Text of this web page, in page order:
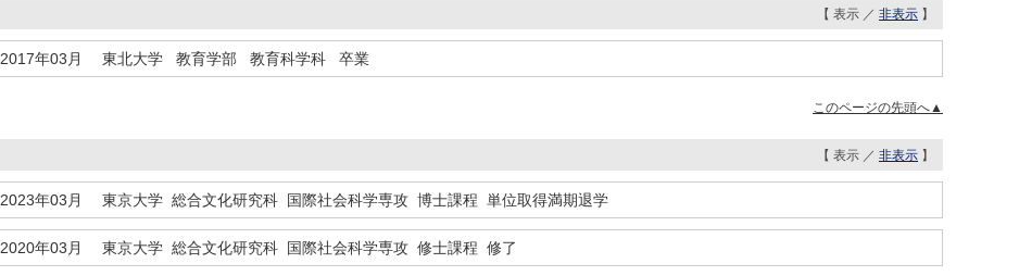
【 表示 ／ 非表示 】
2017年03月 東北大学 教育学部 教育科学科 卒業
このページの先頭へ▲
【 表示 ／ 非表示 】
2023年03月 東京大学 総合文化研究科 国際社会科学専攻 博士課程 単位取得満期退学
2020年03月 東京大学 総合文化研究科 国際社会科学専攻 修士課程 修了